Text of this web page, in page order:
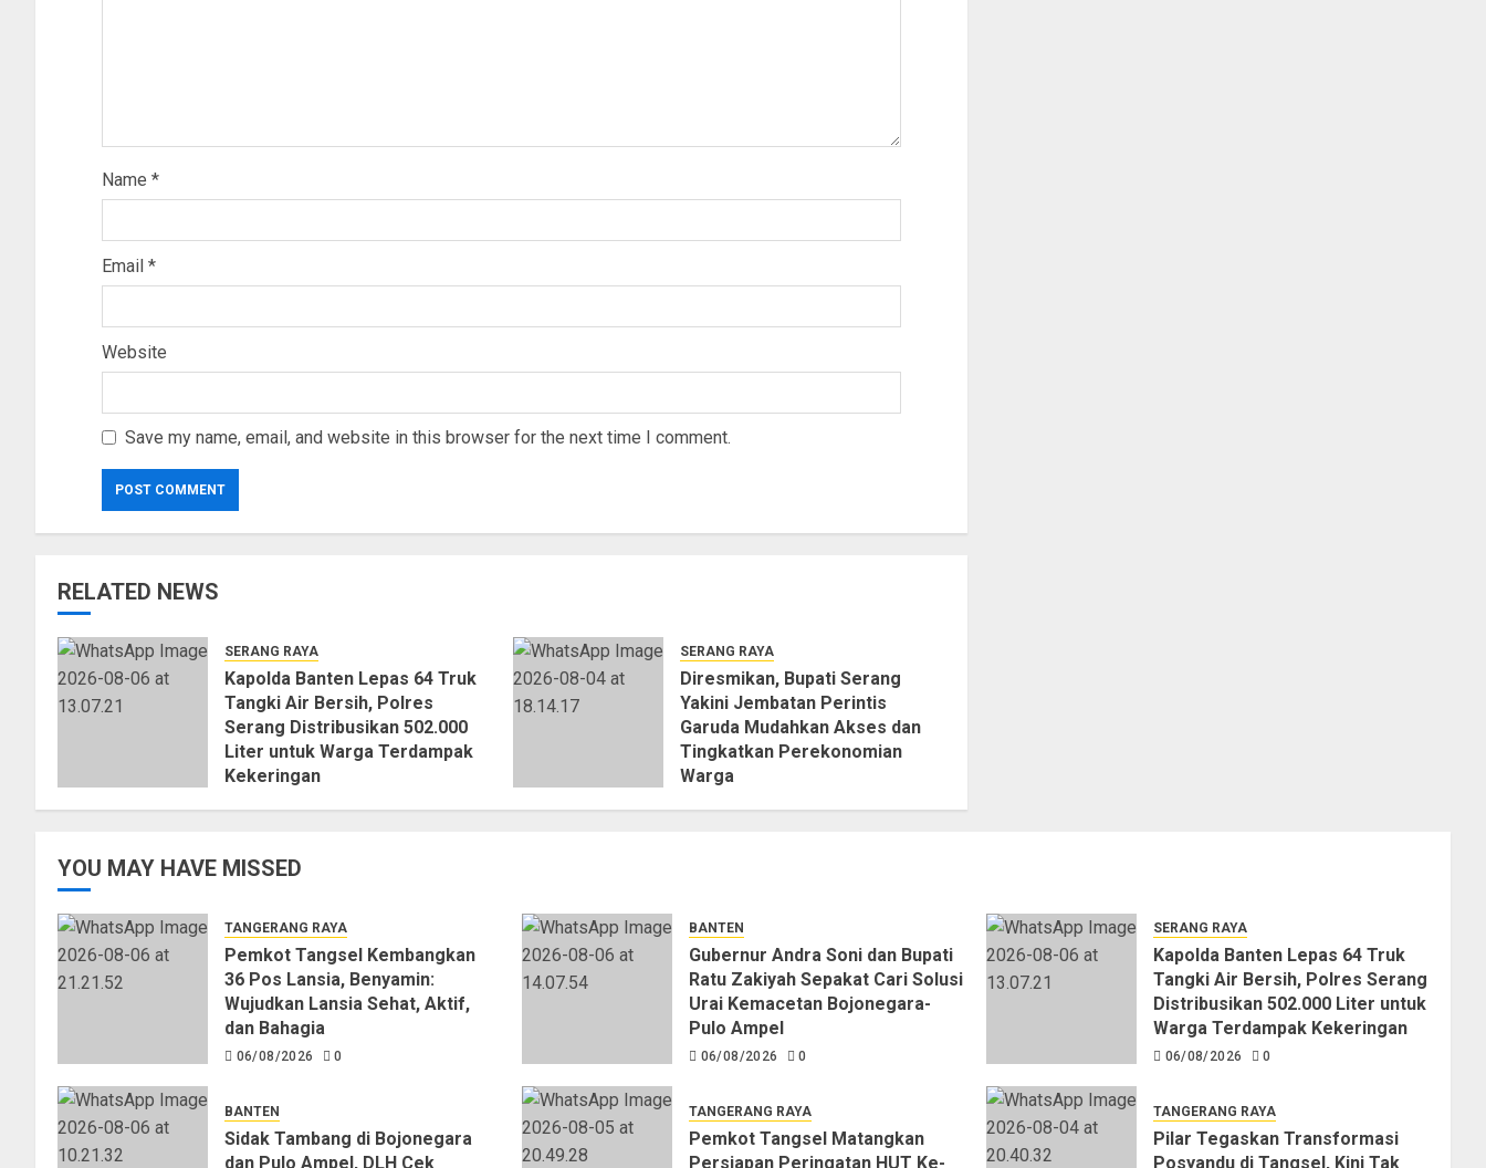
Name *
Email *
Website
Save my name, email, and website in this browser for the next time I comment.
RELATED NEWS
SERANG RAYA
Kapolda Banten Lepas 64 Truk
Tangki Air Bersih, Polres
Serang Distribusikan 502.000
Liter untuk Warga Terdampak
Kekeringan
SERANG RAYA
Diresmikan, Bupati Serang
Yakini Jembatan Perintis
Garuda Mudahkan Akses dan
Tingkatkan Perekonomian
Warga
YOU MAY HAVE MISSED
TANGERANG RAYA
Pemkot Tangsel Kembangkan
36 Pos Lansia, Benyamin:
Wujudkan Lansia Sehat, Aktif,
dan Bahagia
06/08/2026 0
BANTEN
Gubernur Andra Soni dan Bupati
Ratu Zakiyah Sepakat Cari Solusi
Urai Kemacetan Bojonegara-
Pulo Ampel
06/08/2026 0
SERANG RAYA
Kapolda Banten Lepas 64 Truk
Tangki Air Bersih, Polres Serang
Distribusikan 502.000 Liter untuk
Warga Terdampak Kekeringan
06/08/2026 0
BANTEN
Sidak Tambang di Bojonegara
dan Pulo Ampel, DLH Cek
TANGERANG RAYA
Pemkot Tangsel Matangkan
Persiapan Peringatan HUT Ke-
TANGERANG RAYA
Pilar Tegaskan Transformasi
Posyandu di Tangsel, Kini Tak